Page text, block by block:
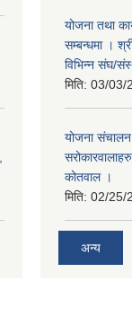
योजना तथा
सम्बन्धमा ।
विभिन्‍न संघ/
मिति: 03/03/
योजना संचालन
कोतवाल ।
मिति: 02/25/
अन्य